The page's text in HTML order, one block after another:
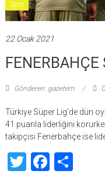
Spor
22 Ocak 2021
FENERBAHÇE
Gönderen: gazetem
Türkiye Süper Lig’de dün
41 puanla liderliğini
takipçisi Fenerbahçe ise
Twitter